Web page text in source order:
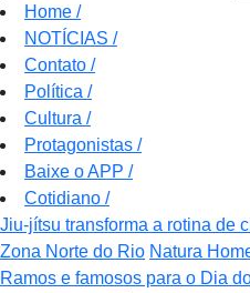
Home /
NOTÍCIAS /
Contato /
Política /
Cultura /
Protagonistas /
Baixe o APP /
Cotidiano /
Jiu-jítsu transforma a rotina de
Zona Norte do Rio Natura
Ramos e famosos para o Dia